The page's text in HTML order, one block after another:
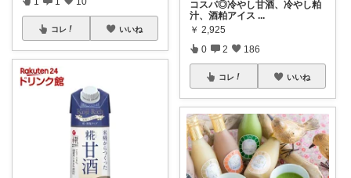
コレ いいね
コスパ◎冷やし甘酒、冷やし粕
汁、酒粕アイス ...
￥ 2,925
0 2 186
コレ いいね